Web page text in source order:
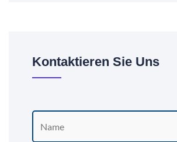
Kontaktieren Sie Uns